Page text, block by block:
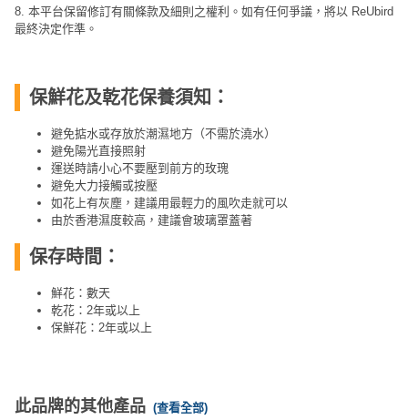
工
作
戶
樂
遊
艇
出
8. 本平台保留修訂有關條款及細則之權利。如有任何爭議，將以 ReUbird
最終決定作準。
保鮮花及乾花保養須知：
避免掂水或存放於潮濕地方（不需於澆水）
避免陽光直接照射
運送時請小心不要壓到前方的玫瑰
避免大力接觸或按壓
如花上有灰塵，建議用最輕力的風吹走就可以
由於香港濕度較高，建議會玻璃罩蓋著
保存時間：
鮮花：數天
乾花：2年或以上
保鮮花：2年或以上
此品牌的其他產品 (查看全部)